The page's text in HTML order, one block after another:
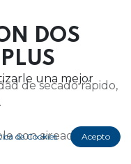
DOS
de secado rápido,
con aireadores en
una mejor
de Cookies Acepto